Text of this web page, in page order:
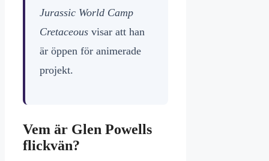
Jurassic World Camp
Cretaceous visar att han
är öppen för animerade
projekt.
Vem är Glen Powells
flickvän?